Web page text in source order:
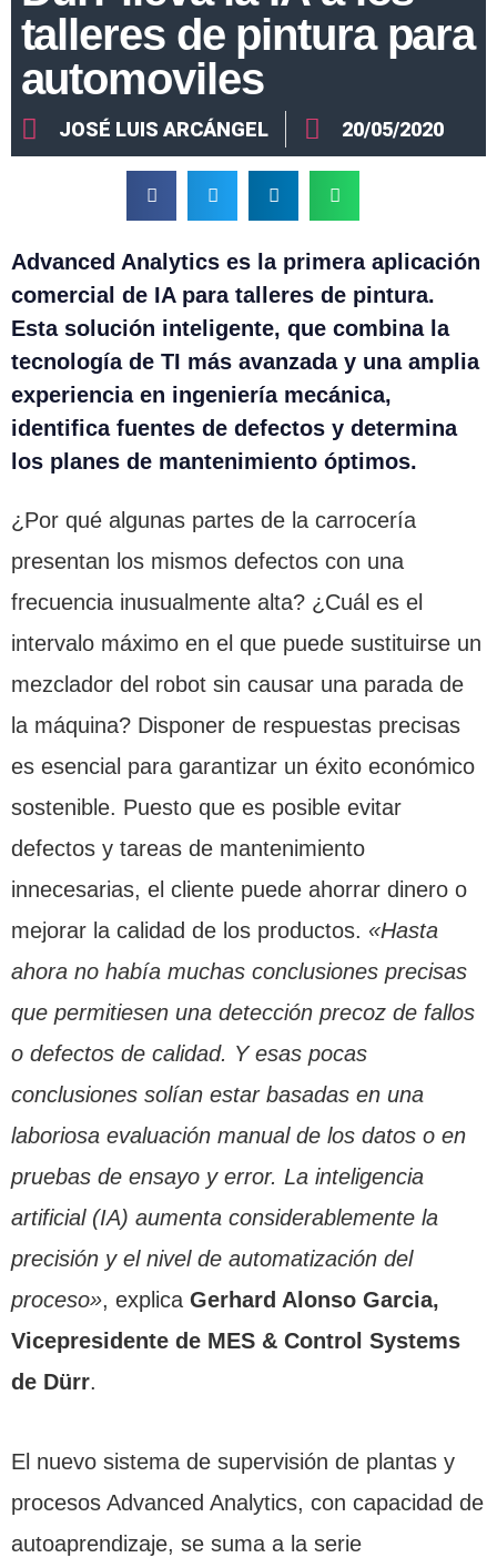
talleres de pintura para
automoviles
JOSÉ LUIS ARCÁNGEL 20/05/2020
Advanced Analytics es la primera aplicación
comercial de IA para talleres de pintura.
Esta solución inteligente, que combina la
tecnología de TI más avanzada y una amplia
experiencia en ingeniería mecánica,
identifica fuentes de defectos y determina
los planes de mantenimiento óptimos.
¿Por qué algunas partes de la carrocería
presentan los mismos defectos con una
frecuencia inusualmente alta? ¿Cuál es el
intervalo máximo en el que puede sustituirse un
mezclador del robot sin causar una parada de
la máquina? Disponer de respuestas precisas
es esencial para garantizar un éxito económico
sostenible. Puesto que es posible evitar
defectos y tareas de mantenimiento
innecesarias, el cliente puede ahorrar dinero o
mejorar la calidad de los productos. «Hasta
ahora no había muchas conclusiones precisas
que permitiesen una detección precoz de fallos
o defectos de calidad. Y esas pocas
conclusiones solían estar basadas en una
laboriosa evaluación manual de los datos o en
pruebas de ensayo y error. La inteligencia
artificial (IA) aumenta considerablemente la
precisión y el nivel de automatización del
proceso», explica Gerhard Alonso Garcia,
Vicepresidente de MES & Control Systems
de Dürr.
El nuevo sistema de supervisión de plantas y
procesos Advanced Analytics, con capacidad de
autoaprendizaje, se suma a la serie